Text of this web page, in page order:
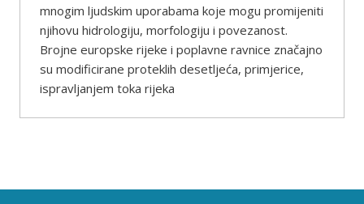
mnogim ljudskim uporabama koje mogu promijeniti
njihovu hidrologiju, morfologiju i povezanost.
Brojne europske rijeke i poplavne ravnice značajno
su modificirane proteklih desetljeća, primjerice,
ispravljanjem toka rijeka